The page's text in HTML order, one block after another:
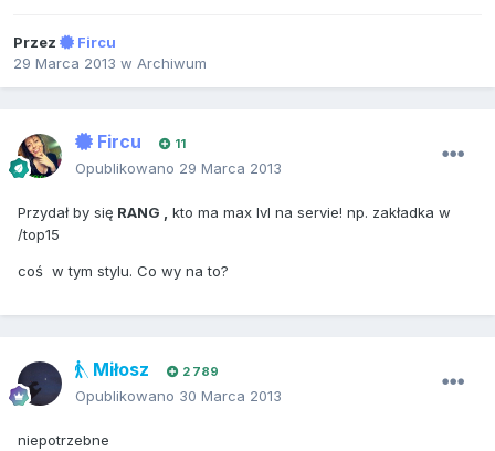
Przez
Fircu
29 Marca 2013 w Archiwum
Fircu 11
Opublikowano 29 Marca 2013
Przydał by się RANG , kto ma max lvl na servie! np. zakładka w
/top15
coś w tym stylu. Co wy na to?
Miłosz 2 789
Opublikowano 30 Marca 2013
niepotrzebne